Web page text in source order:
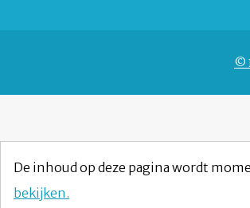
©
De inhoud op deze pagina wordt
bekijken.